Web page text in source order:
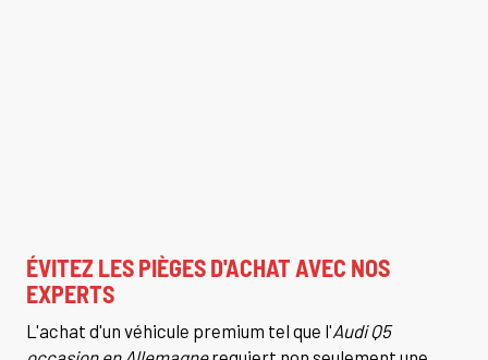
ÉVITEZ LES PIÈGES D'ACHAT AVEC NOS
EXPERTS
L'achat d'un véhicule premium tel que l'Audi Q5